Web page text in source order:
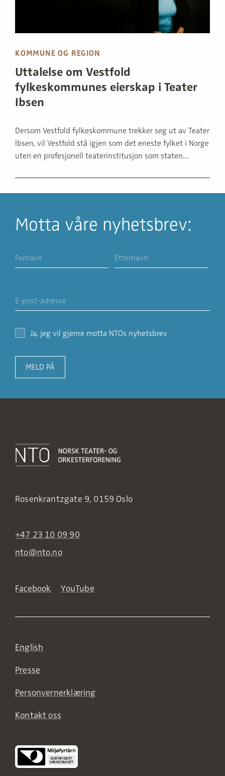
KOMMUNE OG REGION
Uttalelse om Vestfold
fylkeskommunes eierskap i Teater
Ibsen
Dersom Vestfold fylkeskommune trekker seg ut av Teater
Ibsen, vil Vestfold stå igjen som det eneste fylket i Norge
uten en profesjonell teaterinstitusjon som staten...
Rosenkrantzgate 9, 0159 Oslo
+47 23 10 09 90
nto@nto.no
Facebook YouTube
English
Presse
Personvernerklæring
Kontakt oss
Motta våre nyhetsbrev:
Ja, jeg vil gjerne motta NTOs nyhetsbrev
MELD PÅ